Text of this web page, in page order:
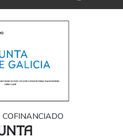
COFINANCIADO